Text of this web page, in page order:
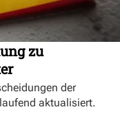
zu
der
aktualisiert.